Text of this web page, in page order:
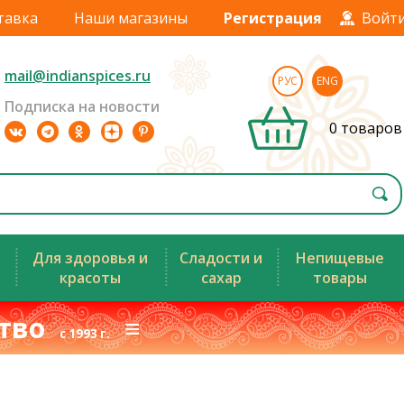
Наши магазины Регистрация
mail@indianspices.ru
Подписка на новости
РУС ENG
0 товаров
Для здоровья и
красоты
Сладости и
сахар
Непищевые
товары
с 1993 г.≡